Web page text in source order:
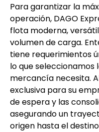
Para garantizar la
operación, DAGO
flota moderna,
volumen de carga.
tiene requerimientos
lo que seleccionamos
mercancía necesita.
exclusiva para su
de espera y las
asegurando un
origen hasta el